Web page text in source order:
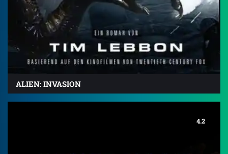
ALIEN: INVASION
4.2